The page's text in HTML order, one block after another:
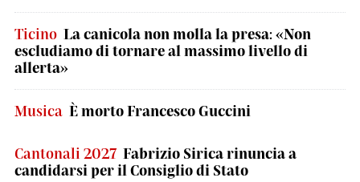
Ticino La canicola non molla la presa: «Non
escludiamo di tornare al massimo livello di
allerta»
Musica È morto Francesco Guccini
Cantonali 2027 Fabrizio Sirica rinuncia a
candidarsi per il Consiglio di Stato